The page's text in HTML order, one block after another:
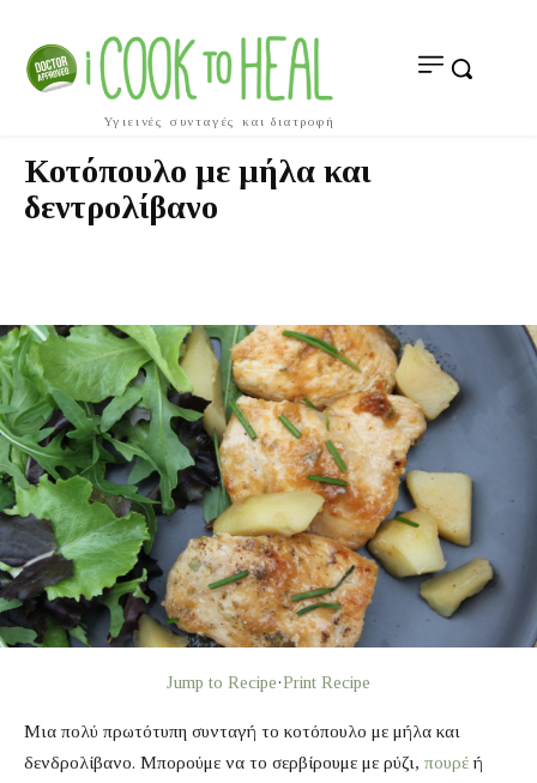
Υγιεινές συνταγές και διατροφή
Κοτόπουλο με μήλα και
δεντρολίβανο
Jump to Recipe·Print Recipe
Μια πολύ πρωτότυπη συνταγή το κοτόπουλο με μήλα και
δενδρολίβανο. Μπορούμε να το σερβίρουμε με ρύζι, πουρέ ή